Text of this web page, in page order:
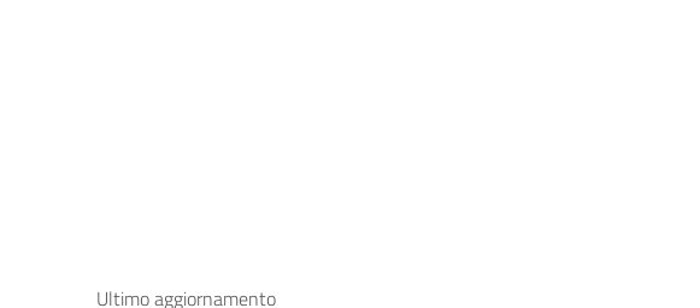
Ultimo aggiornamento